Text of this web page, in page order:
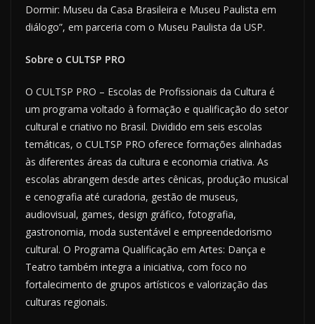
Dormir: Museu da Casa Brasileira e Museu Paulista em
diálogo”, em parceria com o Museu Paulista da USP.
Sobre o CULTSP PRO
O CULTSP PRO – Escolas de Profissionais da Cultura é
um programa voltado à formação e qualificação do setor
cultural e criativo no Brasil. Dividido em seis escolas
temáticas, o CULTSP PRO oferece formações alinhadas
às diferentes áreas da cultura e economia criativa. As
escolas abrangem desde artes cênicas, produção musical
e cenografia até curadoria, gestão de museus,
audiovisual, games, design gráfico, fotografia,
gastronomia, moda sustentável e empreendedorismo
cultural. O Programa Qualificação em Artes: Dança e
Teatro também integra a iniciativa, com foco no
fortalecimento de grupos artísticos e valorização das
culturas regionais.